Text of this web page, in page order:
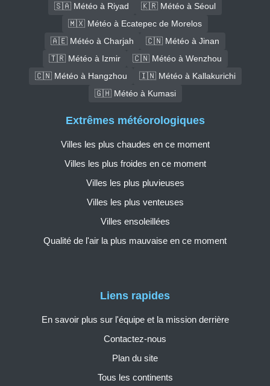
🇸🇦 Météo à Riyad
🇰🇷 Météo à Séoul
🇲🇽 Météo à Ecatepec de Morelos
🇦🇪 Météo à Charjah
🇨🇳 Météo à Jinan
🇹🇷 Météo à Izmir
🇨🇳 Météo à Wenzhou
🇨🇳 Météo à Hangzhou
🇮🇳 Météo à Kallakurichi
🇬🇭 Météo à Kumasi
Liens rapides
En savoir plus sur l'équipe et la mission derrière
Contactez-nous
Plan du site
Tous les continents
Extrêmes météorologiques
Villes les plus chaudes en ce moment
Villes les plus froides en ce moment
Villes les plus pluvieuses
Villes les plus venteuses
Villes ensoleillées
Qualité de l'air la plus mauvaise en ce moment